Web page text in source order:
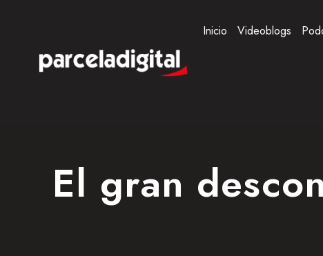
Inicio Videoblogs
El gran